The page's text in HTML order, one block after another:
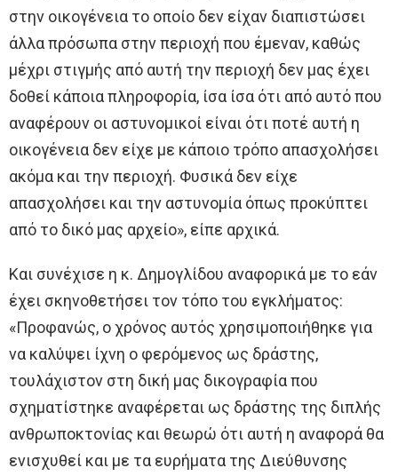
στην οικογένεια το οποίο δεν είχαν διαπιστώσει
άλλα πρόσωπα στην περιοχή που έμεναν, καθώς
μέχρι στιγμής από αυτή την περιοχή δεν μας έχει
δοθεί κάποια πληροφορία, ίσα ίσα ότι από αυτό που
αναφέρουν οι αστυνομικοί είναι ότι ποτέ αυτή η
οικογένεια δεν είχε με κάποιο τρόπο απασχολήσει
ακόμα και την περιοχή. Φυσικά δεν είχε
απασχολήσει και την αστυνομία όπως προκύπτει
από το δικό μας αρχείο», είπε αρχικά.
Και συνέχισε η κ. Δημογλίδου αναφορικά με το εάν
έχει σκηνοθετήσει τον τόπο του εγκλήματος:
«Προφανώς, ο χρόνος αυτός χρησιμοποιήθηκε για
να καλύψει ίχνη ο φερόμενος ως δράστης,
τουλάχιστον στη δική μας δικογραφία που
σχηματίστηκε αναφέρεται ως δράστης της διπλής
ανθρωποκτονίας και θεωρώ ότι αυτή η αναφορά θα
ενισχυθεί και με τα ευρήματα της Διεύθυνσης